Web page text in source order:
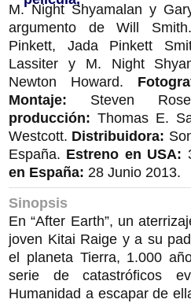
M. Night Shyamalan y
argumento de Will
Pinkett, Jada Pinkett
Lassiter y M. Night
Newton Howard.
Montaje: Steven
producción: Thomas E.
Westcott. Distribuidora:
España. Estreno en USA:
en España: 28 Junio 2013.
Sinopsis
En “After Earth”, un
joven Kitai Raige y a su
el planeta Tierra, 1.000
serie de catastróficos
Humanidad a escapar de